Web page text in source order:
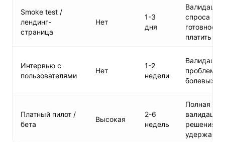
Smoke test /
лендинг-
страница
Нет
1-3
дня
Валидация
спроса и
готовности
платить
Интервью с
пользователями
Нет
1-2
недели
Валидация
проблемы
болевых
Платный пилот /
бета
Высокая
2-6
недель
Полная
валидация
решения и
удержания